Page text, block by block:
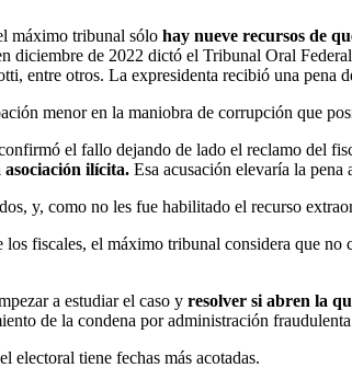
máximo tribunal sólo hay nueve recursos de
diciembre de 2022 dictó el Tribunal Oral
entre otros. La expresidenta recibió una pena
menor en la maniobra de corrupción que
el fallo dejando de lado el reclamo
asociación ilícita. Esa acusación elevaría la pena
y, como no les fue habilitado el recurso
fiscales, el máximo tribunal considera que no
a estudiar el caso y resolver si abren la
de la condena por administración
electoral tiene fechas más acotadas.